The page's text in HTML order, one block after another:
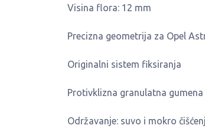
Visina flora: 12 mm
Precizna geometrija za Opel
Originalni sistem fiksiranja
Protivklizna granulatna
Održavanje: suvo i mokro